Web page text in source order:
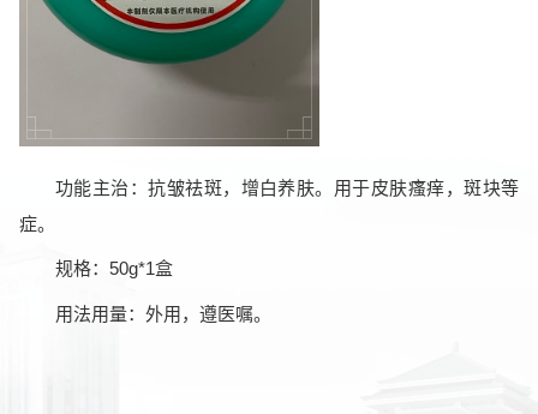
功能主治：抗皱祛斑，增白养肤。用于皮肤瘙痒，斑块等
症。
规格：50g*1盒
用法用量：外用，遵医嘱。